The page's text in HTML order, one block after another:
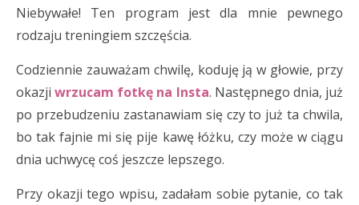
Niebywałe! Ten program jest dla mnie pewnego
rodzaju treningiem szczęścia.
Codziennie zauważam chwilę, koduję ją w głowie, przy
okazjiwrzucam fotkę na Insta. Następnego dnia, już
po przebudzeniu zastanawiam się czy to już ta chwila,
bo tak fajnie mi się pije kawę łóżku, czy może w ciągu
dnia uchwycę coś jeszcze lepszego.
Przy okazji tego wpisu, zadałam sobie pytanie, co tak